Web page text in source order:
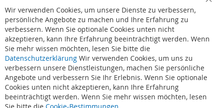
Suchbegriffe
Wir verwenden Cookies, um unsere Dienste zu verbessern,
persönliche Angebote zu machen und Ihre Erfahrung zu
verbessern. Wenn Sie optionale Cookies unten nicht
akzeptieren, kann Ihre Erfahrung beeinträchtigt werden. Wenn
Sie mehr wissen möchten, lesen Sie bitte die
Datenschutzerklärung Wir verwenden Cookies, um uns zu
verbessern unsere Dienstleistungen, machen Sie persönliche
Angebote und verbessern Sie Ihr Erlebnis. Wenn Sie optionale
Cookies unten nicht akzeptieren, kann Ihre Erfahrung
beeinträchtigt werden. Wenn Sie mehr wissen möchten, lesen